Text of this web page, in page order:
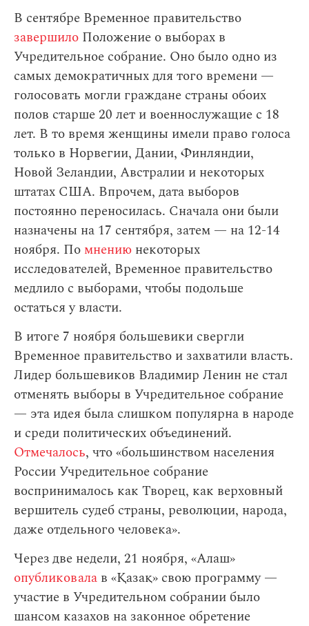
В сентябре Временное правительство
завершило Положение о выборах в
Учредительное собрание. Оно было одно из
самых демократичных для того времени —
голосовать могли граждане страны обоих
полов старше 20 лет и военнослужащие с 18
лет. В то время женщины имели право голоса
только в Норвегии, Дании, Финляндии,
Новой Зеландии, Австралии и некоторых
штатах США. Впрочем, дата выборов
постоянно переносилась. Сначала они были
назначены на 17 сентября, затем — на 12-14
ноября. По мнению некоторых
исследователей, Временное правительство
медлило с выборами, чтобы подольше
остаться у власти.
В итоге 7 ноября большевики свергли
Временное правительство и захватили власть.
Лидер большевиков Владимир Ленин не стал
отменять выборы в Учредительное собрание
— эта идея была слишком популярна в народе
и среди политических объединений.
Отмечалось, что «большинством населения
России Учредительное собрание
воспринималось как Творец, как верховный
вершитель судеб страны, революции, народа,
даже отдельного человека».
Через две недели, 21 ноября, «Алаш»
опубликовала в «Қазақ» свою программу —
участие в Учредительном собрании было
шансом казахов на законное обретение